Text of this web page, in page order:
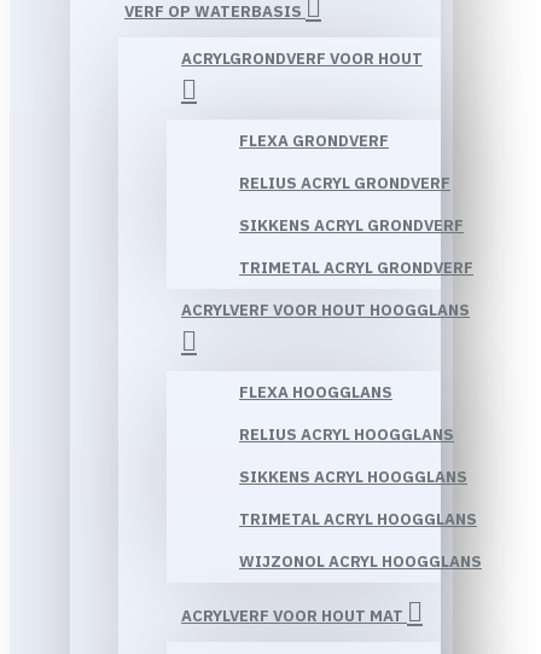
VERF OP WATERBASIS
ACRYLGRONDVERF VOOR HOUT
FLEXA GRONDVERF
RELIUS ACRYL GRONDVERF
SIKKENS ACRYL GRONDVERF
TRIMETAL ACRYL GRONDVERF
ACRYLVERF VOOR HOUT HOOGGLANS
FLEXA HOOGGLANS
RELIUS ACRYL HOOGGLANS
SIKKENS ACRYL HOOGGLANS
TRIMETAL ACRYL HOOGGLANS
WIJZONOL ACRYL HOOGGLANS
ACRYLVERF VOOR HOUT MAT